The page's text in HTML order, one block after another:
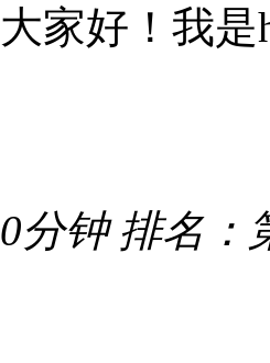
大家好！我是
0分钟 排名：